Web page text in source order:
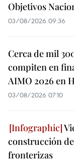
Objetivos
03/08/2026 09:36
Cerca de mil
compiten en
AIMO 2026 en
03/08/2026 07:10
construcción
fronterizas